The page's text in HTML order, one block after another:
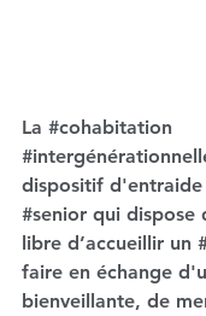
La #cohabitation
dispositif
#senior qui dispose
libre d’accueillir un
faire en échange
bienveillante, de